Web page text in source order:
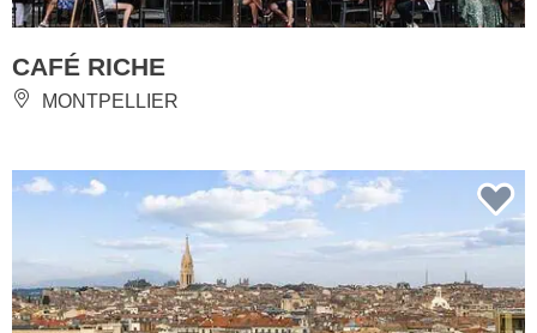
CAFÉ RICHE
MONTPELLIER